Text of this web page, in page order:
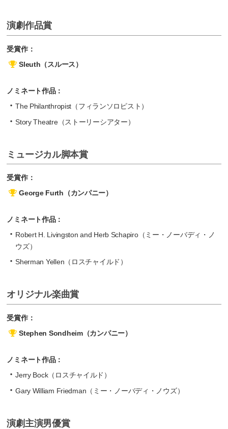
演劇作品賞
受賞作：
Sleuth（スルース）
ノミネート作品：
The Philanthropist（フィランソロピスト）
Story Theatre（ストーリーシアター）
ミュージカル脚本賞
受賞作：
George Furth（カンパニー）
ノミネート作品：
Robert H. Livingston and Herb Schapiro（ミー・ノーバディ・ノ
ウズ）
Sherman Yellen（ロスチャイルド）
オリジナル楽曲賞
受賞作：
Stephen Sondheim（カンパニー）
ノミネート作品：
Jerry Bock（ロスチャイルド）
Gary William Friedman（ミー・ノーバディ・ノウズ）
演劇主演男優賞